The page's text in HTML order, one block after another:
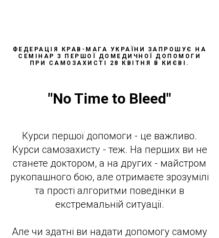
ФЕДЕРАЦІЯ КРАВ-МАГА УКРАЇНИ ЗАПРОШУЄ НА
СЕМІНАР З ПЕРШОЇ ДОМЕДИЧНОЇ ДОПОМОГИ
ПРИ САМОЗАХИСТІ 28 КВІТНЯ В КИЄВІ.
"No Time to Bleed"
Курси першої допомоги - це важливо.
Курси самозахисту - теж. На перших ви не
станете доктором, а на других - майстром
рукопашного бою, але отримаєте зрозумілі
та прості алгоритми поведінки в
екстремальній ситуації.
Але чи здатні ви надати допомогу самому